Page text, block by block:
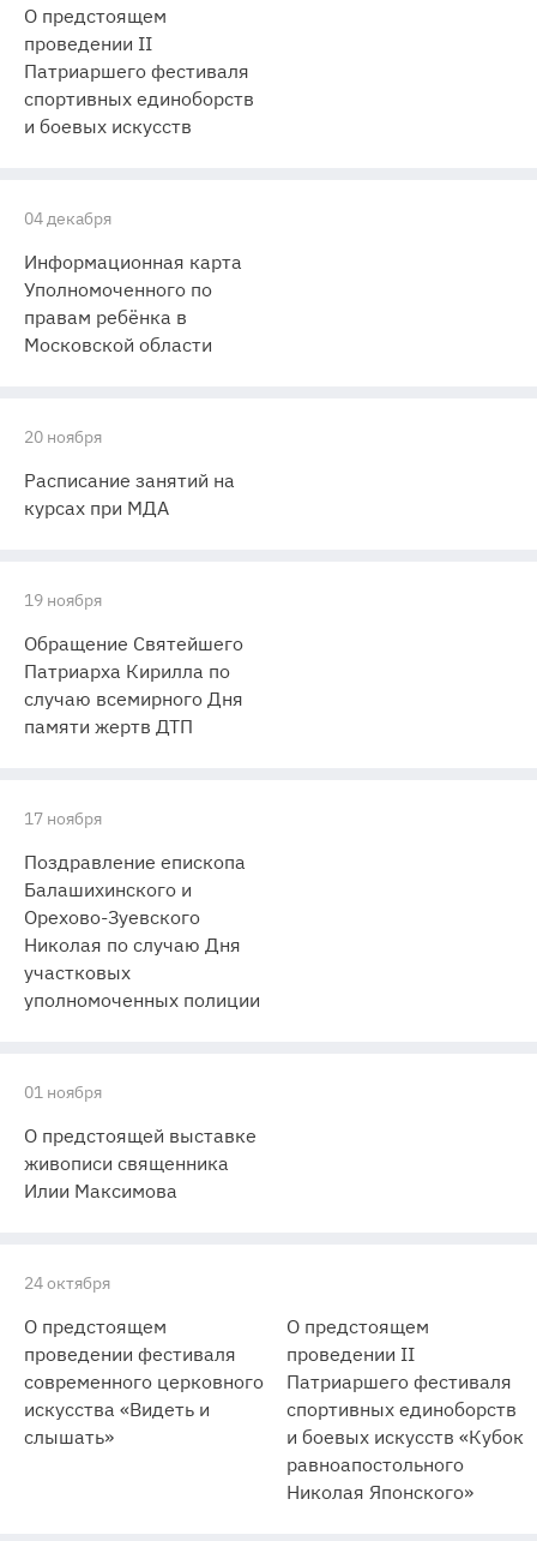
О предстоящем
проведении II
Патриаршего фестиваля
спортивных единоборств
и боевых искусств
04 декабря
Информационная карта
Уполномоченного по
правам ребёнка в
Московской области
20 ноября
Расписание занятий на
курсах при МДА
19 ноября
Обращение Святейшего
Патриарха Кирилла по
случаю всемирного Дня
памяти жертв ДТП
17 ноября
Поздравление епископа
Балашихинского и
Орехово-Зуевского
Николая по случаю Дня
участковых
уполномоченных полиции
01 ноября
О предстоящей выставке
живописи священника
Илии Максимова
24 октября
О предстоящем
проведении фестиваля
современного церковного
искусства «Видеть и
слышать»
О предстоящем
проведении II
Патриаршего фестиваля
спортивных единоборств
и боевых искусств «Кубок
равноапостольного
Николая Японского»